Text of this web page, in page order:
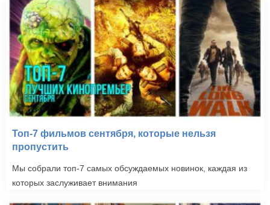
Топ-7 фильмов сентября, которые нельзя
пропустить
Мы собрали топ-7 самых обсуждаемых новинок, каждая из
которых заслуживает внимания